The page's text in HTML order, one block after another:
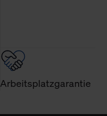
Arbeitsplatzgarantie